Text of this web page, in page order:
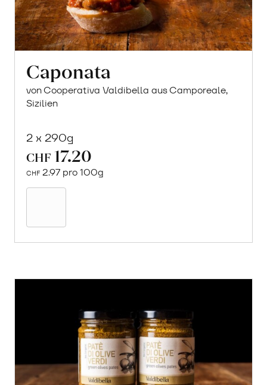
Caponata
von Cooperativa Valdibella aus Camporeale,
Sizilien
2 x 290g
CHF 17.20
CHF 2.97 pro 100g